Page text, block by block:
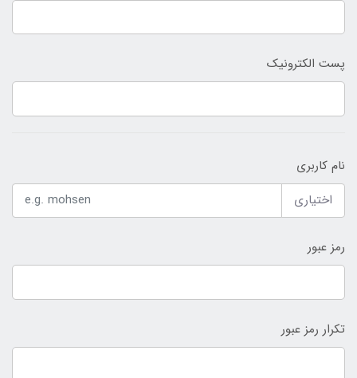
پست الکترونیک
نام کاربری
اختیاری
رمز عبور
تکرار رمز عبور